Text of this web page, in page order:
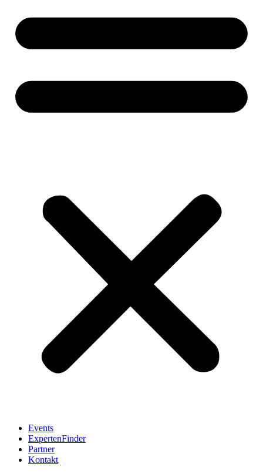
Events
ExpertenFinder
Partner
Kontakt